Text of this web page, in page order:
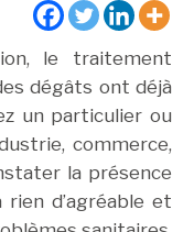
le traitement
dégâts ont déjà
un particulier ou
commerce,
la présence
d’agréable et